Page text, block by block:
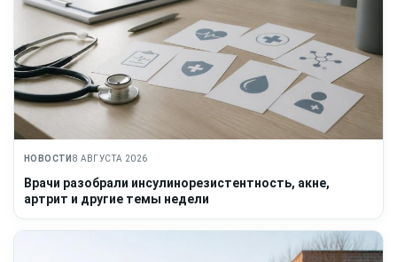
НОВОСТИ 8 АВГУСТА 2026
Врачи разобрали инсулинорезистентность, акне,
артрит и другие темы недели